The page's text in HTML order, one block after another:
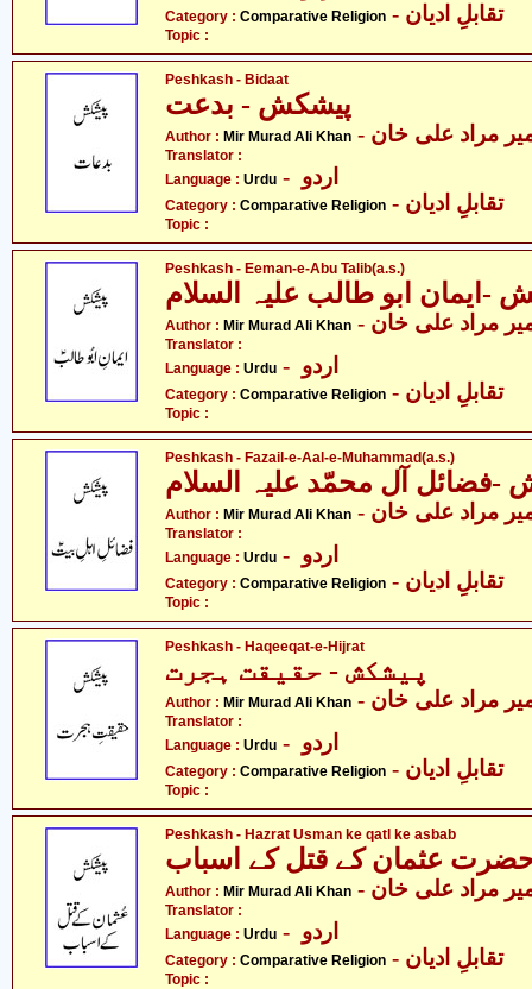
Category : Comparative Religion - تقابلِ ادیان
Topic :
Peshkash - Bidaat
پیشکش - بدعت
Author : Mir Murad Ali Khan میر مراد علی خان
Translator :
Language : Urdu
Category : Comparative Religion - تقابلِ ادیان
Topic :
Peshkash - Eeman-e-Abu Talib(a.s.)
-ایمان ابو طالب علیہ السلام
Author : Mir Murad Ali Khan میر مراد علی خان
Translator :
Language : Urdu
Category : Comparative Religion - تقابلِ ادیان
Topic :
Peshkash - Fazail-e-Aal-e-Muhammad(a.s.)
-فضائل آل محمّد علیہ السلام
Author : Mir Murad Ali Khan میر مراد علی خان
Translator :
Language : Urdu
Category : Comparative Religion - تقابلِ ادیان
Topic :
Peshkash - Haqeeqat-e-Hijrat
پیشکش - حقیقت ہجرت
Author : Mir Murad Ali Khan میر مراد علی خان
Translator :
Language : Urdu
Category : Comparative Religion - تقابلِ ادیان
Topic :
Peshkash - Hazrat Usman ke qatl ke asbab
عثمان کے قتل کے اسباب
Author : Mir Murad Ali Khan میر مراد علی خان
Translator :
Language : Urdu
Category : Comparative Religion - تقابلِ ادیان
Topic :